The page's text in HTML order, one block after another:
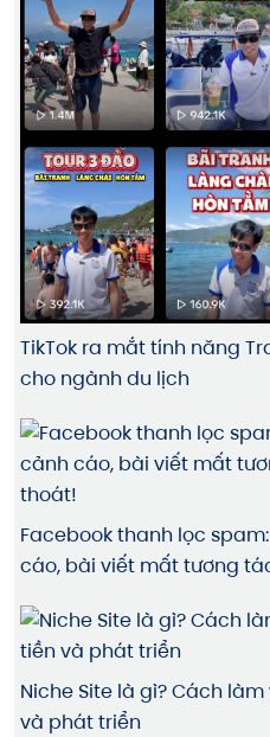
TikTok ra mắt tính năng
cho ngành du lịch
Facebook thanh lọc
cáo, bài viết mất tương
Niche Site là gì? Cách
và phát triển